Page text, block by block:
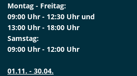
Montag - Freitag:
09:00 Uhr - 12:30 Uhr und
13:00 Uhr - 18:00 Uhr
Samstag:
09:00 Uhr - 12:00 Uhr
01.11. - 30.04.